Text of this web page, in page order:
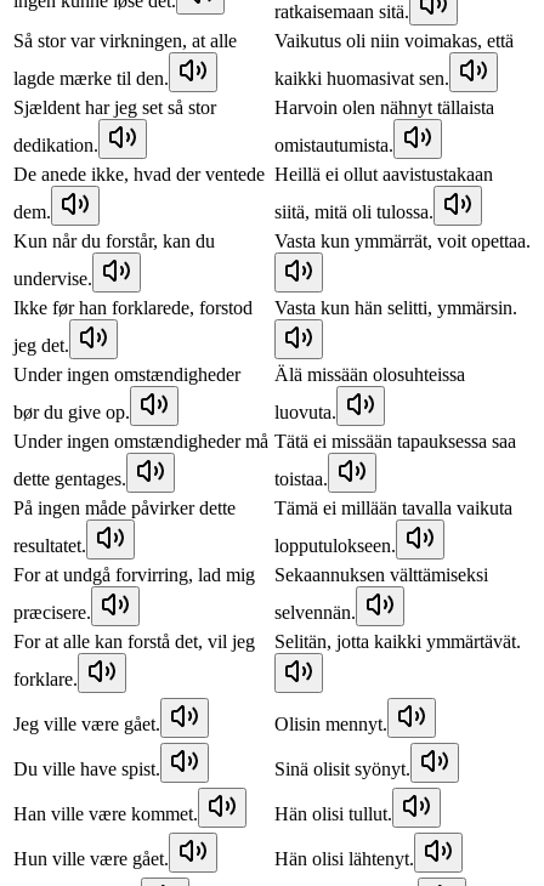
ratkaisemaan sitä.
Så stor var virkningen, at alle
lagde mærke til den.
Vaikutus oli niin voimakas, että
kaikki huomasivat sen.
Sjældent har jeg set så stor
dedikation.
Harvoin olen nähnyt tällaista
omistautumista.
De anede ikke, hvad der ventede
dem.
Heillä ei ollut aavistustakaan
siitä, mitä oli tulossa.
Kun når du forstår, kan du
undervise.
Vasta kun ymmärrät, voit opettaa.
Ikke før han forklarede, forstod
jeg det.
Vasta kun hän selitti, ymmärsin.
Under ingen omstændigheder
bør du give op.
Älä missään olosuhteissa
luovuta.
Under ingen omstændigheder må
dette gentages.
Tätä ei missään tapauksessa saa
toistaa.
På ingen måde påvirker dette
resultatet.
Tämä ei millään tavalla vaikuta
lopputulokseen.
For at undgå forvirring, lad mig
præcisere.
Sekaannuksen välttämiseksi
selvennän.
For at alle kan forstå det, vil jeg
forklare.
Selitän, jotta kaikki ymmärtävät.
Jeg ville være gået. Olisin mennyt.
Du ville have spist. Sinä olisit syönyt.
Han ville være kommet. Hän olisi tullut.
Hun ville være gået. Hän olisi lähtenyt.